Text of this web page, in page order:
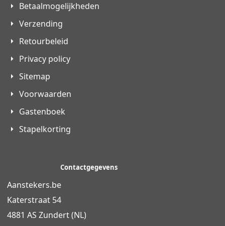
Betaalmogelijkheden
Verzending
Retourbeleid
Privacy policy
Sitemap
Voorwaarden
Gastenboek
Stapelkorting
Contactgegevens
Aanstekers.be
Katerstraat 54
4881 AS Zundert (NL)